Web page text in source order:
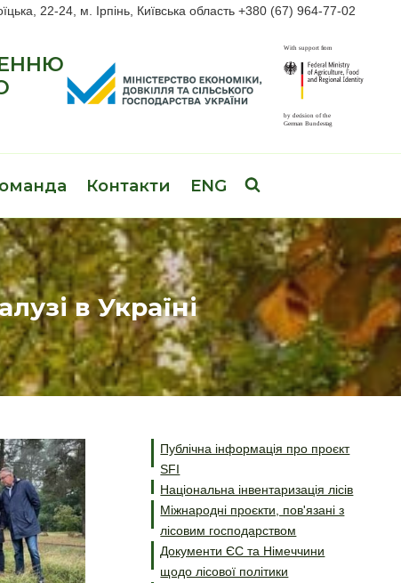
22-24, м. Ірпінь, Київська область +380 (67) 964-77-02
Контакти ENG
в Україні
Публічна інформація про проєкт
SFI
Національна інвентаризація лісів
Міжнародні проєкти, пов'язані з
лісовим господарством
Документи ЄС та Німеччини
щодо лісової політики